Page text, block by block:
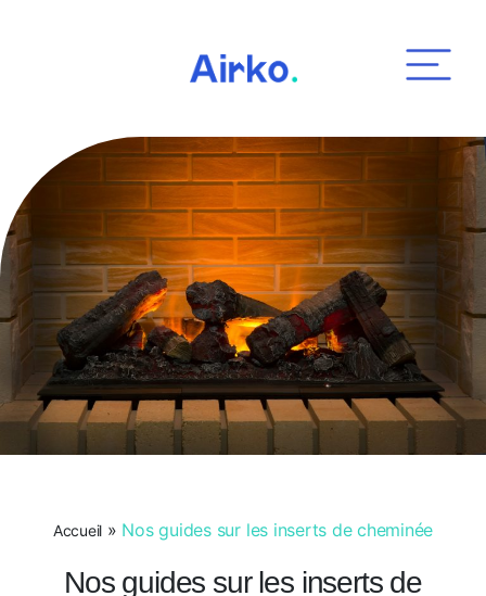
Accueil » Nos guides sur les inserts de cheminée
Nos guides sur les inserts de